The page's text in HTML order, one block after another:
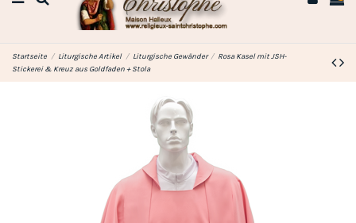
Startseite Liturgische Artikel Liturgische Gewänder
Rosa Kasel mit JSH-
Stickerei & Kreuz aus Goldfaden + Stola